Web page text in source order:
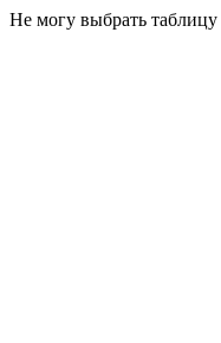
Не могу выбрать таблицу